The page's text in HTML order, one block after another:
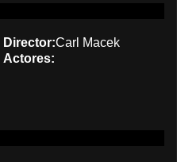
Director:Carl Macek
Actores: